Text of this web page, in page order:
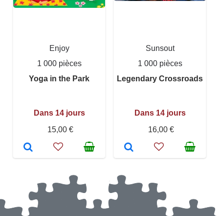
Enjoy
1 000 pièces
Yoga in the Park
Dans 14 jours
15,00 €
Sunsout
1 000 pièces
Legendary Crossroads
Dans 14 jours
16,00 €